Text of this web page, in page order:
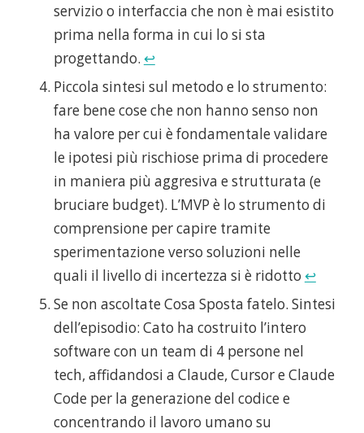
servizio o interfaccia che non è mai esistito
prima nella forma in cui lo si sta
progettando. ↩
Piccola sintesi sul metodo e lo strumento:
fare bene cose che non hanno senso non
ha valore per cui è fondamentale validare
le ipotesi più rischiose prima di procedere
in maniera più aggresiva e strutturata (e
bruciare budget). L’MVP è lo strumento di
comprensione per capire tramite
sperimentazione verso soluzioni nelle
quali il livello di incertezza si è ridotto ↩
Se non ascoltate Cosa Sposta fatelo. Sintesi
dell’episodio: Cato ha costruito l’intero
software con un team di 4 persone nel
tech, affidandosi a Claude, Cursor e Claude
Code per la generazione del codice e
concentrando il lavoro umano su